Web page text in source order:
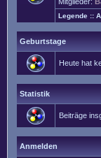
Legende ::
Geburtstage
Heute hat
Statistik
Beiträge
Anmelden